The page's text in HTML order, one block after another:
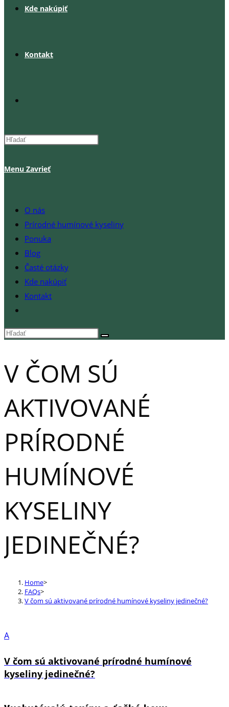
Kde nakúpiť
Kontakt
website
Menu Zavrieť
O nás
Prírodné humínové kyseliny
Ponuka
Blog
Časté otázky
Kde nakúpiť
Kontakt
search
V ČOM SÚ
AKTIVOVANÉ
PRÍRODNÉ
HUMÍNOVÉ
KYSELINY
JEDINEČNÉ?
Home>
FAQs>
V čom sú aktivované prírodné humínové kyseliny jedinečné?
A
V čom sú aktivované prírodné humínové
kyseliny jedinečné?